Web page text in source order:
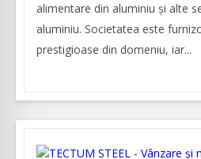
alimentare din aluminiu și alte
aluminiu. Societatea este
prestigioase din domeniu, iar...